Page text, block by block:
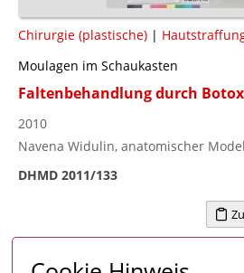
Chirurgie (plastische) |
Moulagen im Schaukasten
Faltenbehandlung durch
2010
Navena Widulin, anatomischer
DHMD 2011/133